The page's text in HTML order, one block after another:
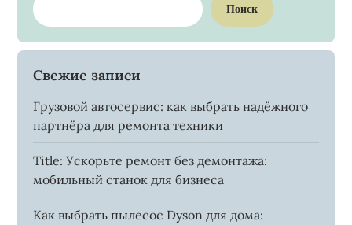
Поиск
Свежие записи
Грузовой автосервис: как выбрать надёжного
партнёра для ремонта техники
Title: Ускорьте ремонт без демонтажа:
мобильный станок для бизнеса
Как выбрать пылесос Dyson для дома: